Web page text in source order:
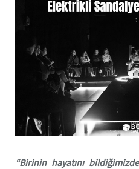
“Birinin hayatını